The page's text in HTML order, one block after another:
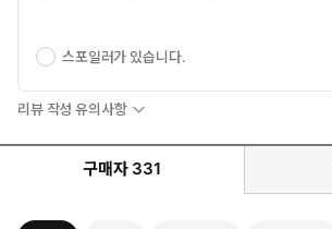
스포일러가 있습니다.
리뷰 작성 유의사항
구매자 331